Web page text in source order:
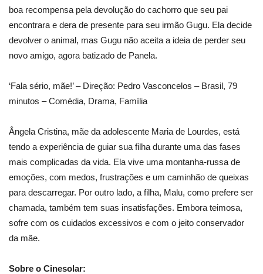
boa recompensa pela devolução do cachorro que seu pai
encontrara e dera de presente para seu irmão Gugu. Ela decide
devolver o animal, mas Gugu não aceita a ideia de perder seu
novo amigo, agora batizado de Panela.
‘Fala sério, mãe!’ – Direção: Pedro Vasconcelos – Brasil, 79
minutos – Comédia, Drama, Família
Ângela Cristina, mãe da adolescente Maria de Lourdes, está
tendo a experiência de guiar sua filha durante uma das fases
mais complicadas da vida. Ela vive uma montanha-russa de
emoções, com medos, frustrações e um caminhão de queixas
para descarregar. Por outro lado, a filha, Malu, como prefere ser
chamada, também tem suas insatisfações. Embora teimosa,
sofre com os cuidados excessivos e com o jeito conservador
da mãe.
Sobre o Cinesolar: